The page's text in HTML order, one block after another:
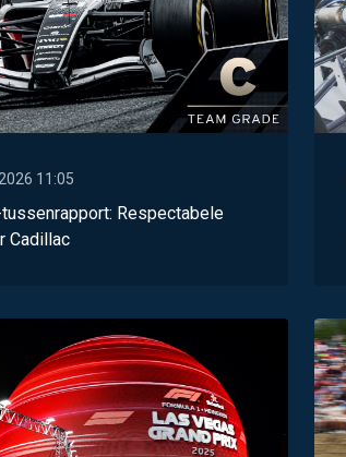
11:05
Respectabele
Cadillac